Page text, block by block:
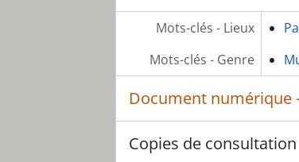
Mots-clés - Lieux
Mots-clés - Genre
Document numérique
Copies de consultation